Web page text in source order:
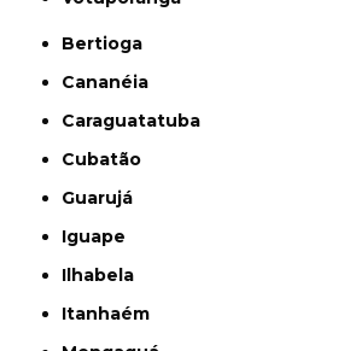
Bertioga
Cananéia
Caraguatatuba
Cubatão
Guarujá
Iguape
Ilhabela
Itanhaém